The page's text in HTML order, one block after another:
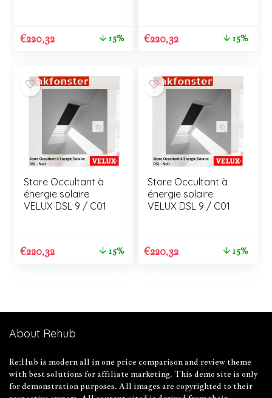
€220,32 15% €220,32 15%
Store Occultant à
énergie solaire
VELUX DSL 9 / C01
€220,32 15%
Store Occultant à
énergie solaire
VELUX DSL 9 / C01
€220,32 15%
About Rehub
Re:Hub is modern all in one price comparison and review theme
with best solutions for affiliate marketing. This demo site is only
for demonstration purposes. All images are copyrighted to their